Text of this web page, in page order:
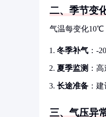
二、季节变
气温每变化10℃
冬季补气 ：-
夏季监测 ：
长途准备 ：
三、气压异